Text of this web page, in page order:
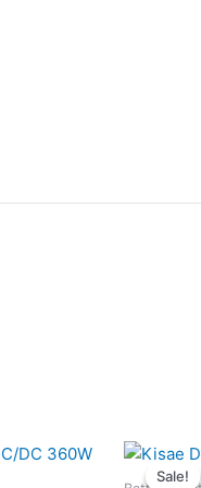
Sale!
Sale!